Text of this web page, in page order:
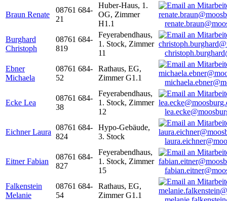
Braun Renate
08761 684-
21
Huber-Haus, 1.
OG, Zimmer
H1.1
Burghard
Christoph
08761 684-
819
Feyerabendhaus,
1. Stock, Zimmer
11
Ebner
Michaela
08761 684-
52
Rathaus, EG,
Zimmer G1.1
Ecke Lea
08761 684-
38
Feyerabendhaus,
1. Stock, Zimmer
12
Eichner Laura
08761 684-
824
Hypo-Gebäude,
3. Stock
Eitner Fabian
08761 684-
827
Feyerabendhaus,
1. Stock, Zimmer
15
Falkenstein
Melanie
08761 684-
54
Rathaus, EG,
Zimmer G1.1